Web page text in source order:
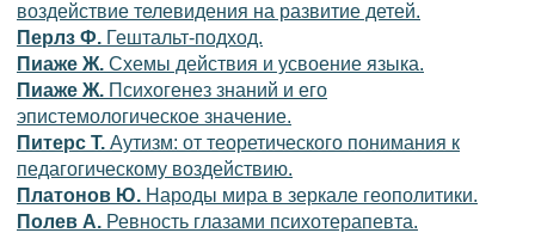
воздействие телевидения на развитие детей.
Перлз Ф. Гештальт-подход.
Пиаже Ж. Схемы действия и усвоение языка.
Пиаже Ж. Психогенез знаний и его
эпистемологическое значение.
Питерс Т. Аутизм: от теоретического понимания к
педагогическому воздействию.
Платонов Ю. Народы мира в зеркале геополитики.
Полев А. Ревность глазами психотерапевта.